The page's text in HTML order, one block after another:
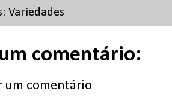
Variedades
comentário:
um comentário